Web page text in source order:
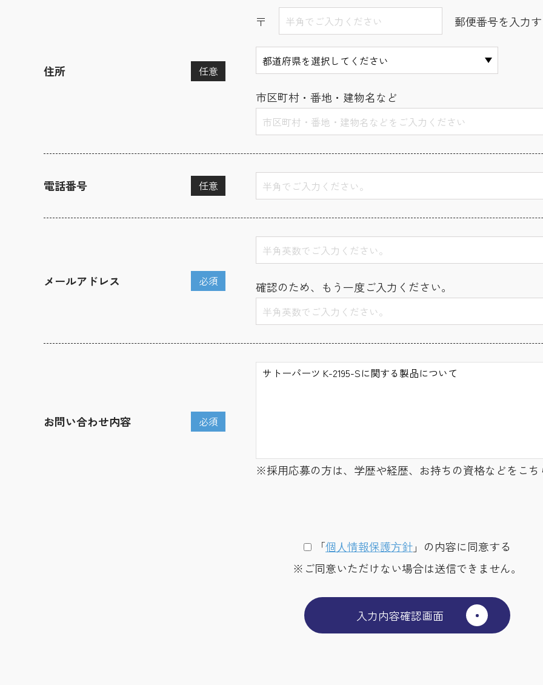
住所 任意
〒 郵便番号を入力
市区町村・番地・建物名など
電話番号 任意
メールアドレス 必須 確認のため、もう一度ご入力ください。
お問い合わせ内容 必須
※採用応募の方は、学歴や経歴、お持ちの資格などをこち
「個⼈情報保護⽅針」の内容に同意する
※ご同意いただけない場合は送信できません。